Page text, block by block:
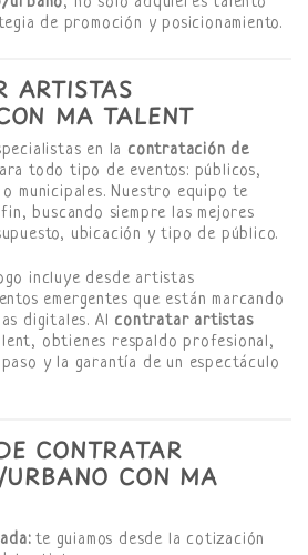
de promoción y posicionamiento.
ARTISTAS
MA TALENT
en la contratación de
todo tipo de eventos: públicos,
municipales. Nuestro equipo te
buscando siempre las mejores
ubicación y tipo de público.
incluye desde artistas
emergentes que están marcando
digitales. Al contratar artistas
obtienes respaldo profesional,
y la garantía de un espectáculo
CONTRATAR
URBANO CON MA
te guiamos desde la cotización